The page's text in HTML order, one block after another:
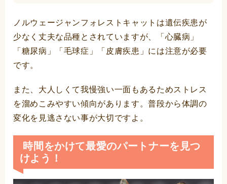
ノルウェージャンフォレストキャットは遺伝疾患が
少なく丈夫な品種とされていますが、「心臓病」
「糖尿病」「毛球症」「皮膚疾患」には注意が必要
です。
また、大人しくて我慢強い一面もあるためストレス
を溜めこみやすい傾向があります。普段から体調の
変化を見逃さない事が大切ですよ。
時間をかけて最愛のパートナーを見つ
けよう！